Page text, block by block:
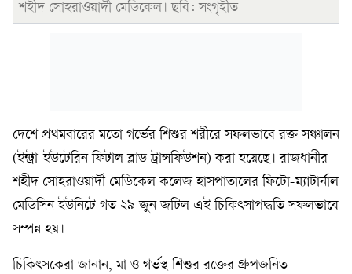
শহীদ সোহরাওয়ার্দী মেডিকেল। ছবি: সংগৃহীত
দেশে প্রথমবারের মতো গর্ভের শিশুর শরীরে সফলভাবে রক্ত সঞ্চালন
(ইন্ট্রা-ইউটেরিন ফিটাল ব্লাড ট্রান্সফিউশন) করা হয়েছে। রাজধানীর
শহীদ সোহরাওয়ার্দী মেডিকেল কলেজ হাসপাতালের ফিটো-ম্যাটার্নাল
মেডিসিন ইউনিটে গত ২৯ জুন জটিল এই চিকিৎসাপদ্ধতি সফলভাবে
সম্পন্ন হয়।
চিকিৎসকেরা জানান, মা ও গর্ভস্থ শিশুর রক্তের গ্রুপজনিত